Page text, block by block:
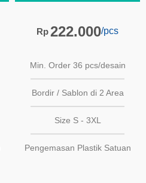
Rp222.000/pcs
Min. Order 36 pcs/desain
Bordir / Sablon di 2 Area
Size S - 3XL
Pengemasan Plastik Satuan